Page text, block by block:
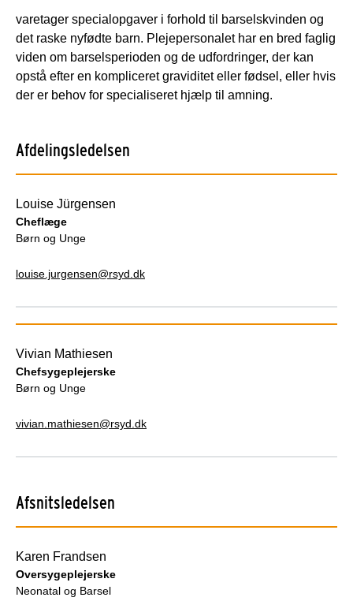
varetager specialopgaver i forhold til barselskvinden og
det raske nyfødte barn. Plejepersonalet har en bred faglig
viden om barselsperioden og de udfordringer, der kan
opstå efter en kompliceret graviditet eller fødsel, eller hvis
der er behov for specialiseret hjælp til amning.
Afdelingsledelsen
Louise Jürgensen
Cheflæge
Børn og Unge
louise.jurgensen@rsyd.dk
Vivian Mathiesen
Chefsygeplejerske
Børn og Unge
vivian.mathiesen@rsyd.dk
Afsnitsledelsen
Karen Frandsen
Oversygeplejerske
Neonatal og Barsel